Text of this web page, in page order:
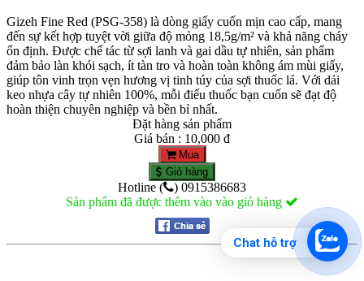
Gizeh Fine Red (PSG-358) là dòng giấy cuốn mịn cao cấp, mang
đến sự kết hợp tuyệt vời giữa độ mỏng 18,5g/m² và khả năng cháy
ổn định. Được chế tác từ sợi lanh và gai dầu tự nhiên, sản phẩm
đảm bảo làn khói sạch, ít tàn tro và hoàn toàn không ám mùi giấy,
giúp tôn vinh trọn vẹn hương vị tinh túy của sợi thuốc lá. Với dải
keo nhựa cây tự nhiên 100%, mỗi điếu thuốc bạn cuốn sẽ đạt độ
hoàn thiện chuyên nghiệp và bền bỉ nhất.
Đặt hàng sản phẩm
Giá bán : 10,000 đ
Mua
Giỏ hàng
Hotline (
) 0915386683
Sản phẩm đã được thêm vào vào giỏ hàng
Chat hỗ trợ